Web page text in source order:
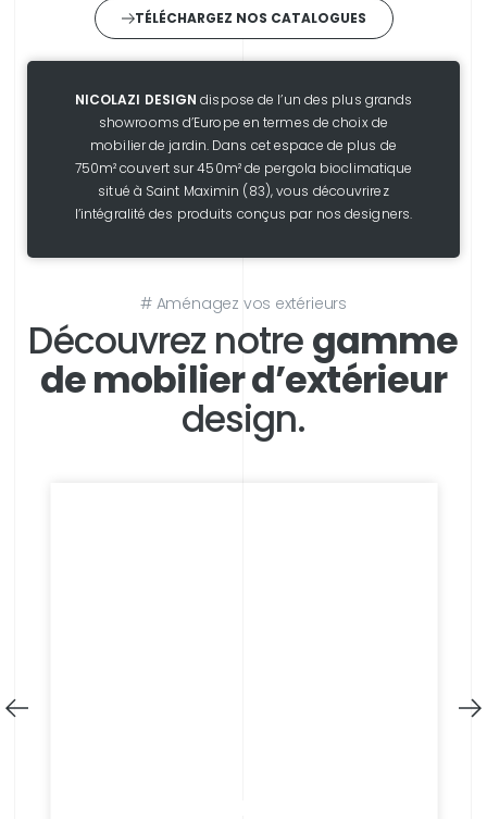
TÉLÉCHARGEZ NOS CATALOGUES
NICOLAZI DESIGN dispose de l’un des plus grands
showrooms d’Europe en termes de choix de
mobilier de jardin. Dans cet espace de plus de
750m² couvert sur 450m² de pergola bioclimatique
situé à Saint Maximin (83), vous découvrirez
l’intégralité des produits conçus par nos designers.
# Aménagez vos extérieurs
Découvrez notregamme
de mobilier d’extérieur
design.